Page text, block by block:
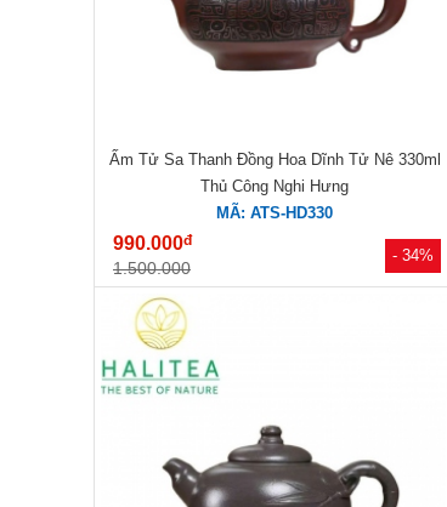
- 34%
Ấm Tử Sa Thanh Đồng Hoa Dĩnh Tử Nê 330ml
Thủ Công Nghi Hưng
MÃ: ATS-HD330
990.000đ
1.500.000